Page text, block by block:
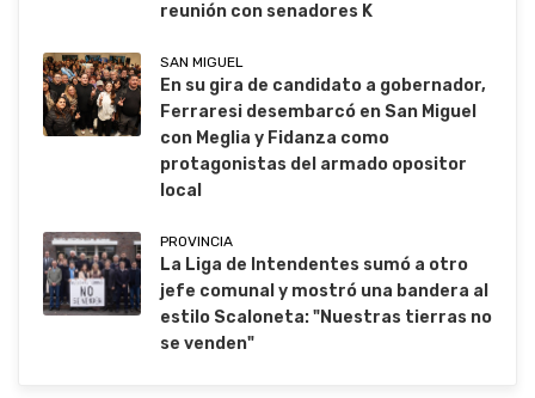
reunión con senadores K
SAN MIGUEL
En su gira de candidato a gobernador,
Ferraresi desembarcó en San Miguel
con Meglia y Fidanza como
protagonistas del armado opositor
local
PROVINCIA
La Liga de Intendentes sumó a otro
jefe comunal y mostró una bandera al
estilo Scaloneta: "Nuestras tierras no
se venden"